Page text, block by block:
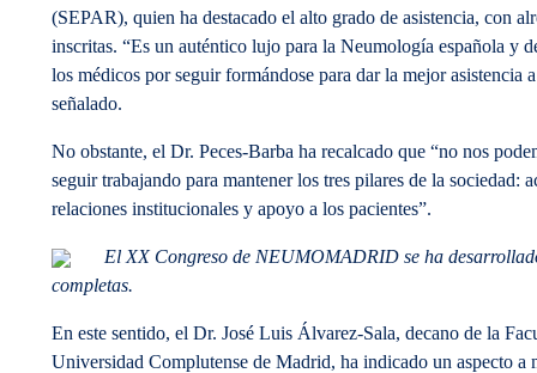
(SEPAR), quien ha destacado el alto grado de asistencia, con
inscritas. “Es un auténtico lujo para la Neumología española y
los médicos por seguir formándose para dar la mejor asistencia
señalado.
No obstante, el Dr. Peces-Barba ha recalcado que “no nos
seguir trabajando para mantener los tres pilares de la sociedad:
relaciones institucionales y apoyo a los pacientes”.
El XX Congreso de NEUMOMADRID se ha
completas.
En este sentido, el Dr. José Luis Álvarez-Sala, decano de la
Universidad Complutense de Madrid, ha indicado un aspecto a